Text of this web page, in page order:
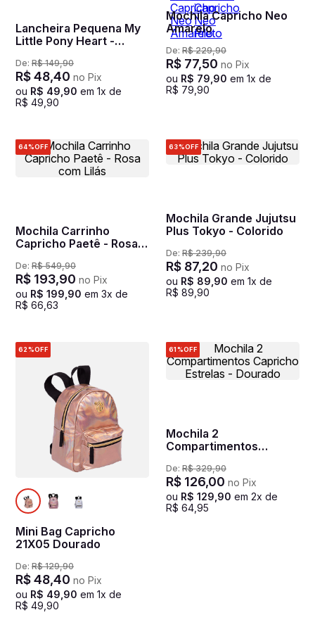
Lancheira Pequena My
Little Pony Heart -
De: R$ 149,90
R$48,40 no Pix
ou R$ 49 90 em 1x de
R$ 49 90
Mochila Capricho Neo
Amarelo
De: R$ 229,90
R$ 77,50 no Pix
ou R$ 79 90 em 1x de
R$ 79 90
64%OFF
Mochila Carrinho
Capricho Paetê - Rosa
De: R$ 549,90
R$ 193,90 no Pix
ou R$ 199 90 em 3x de
R$ 66 63
63%OFF
Mochila Grande Jujutsu
Plus Tokyo - Colorido
De: R$ 239,90
R$ 87,20 no Pix
ou R$ 89 90 em 1x de
R$ 89 90
62%OFF
Mini Bag Capricho
21X05 Dourado
De: R$ 129,90
R$48,40 no Pix
ou R$ 49 90 em 1x de
R$ 49 90
61%OFF
Mochila 2
Compartimentos
Dourado
De: R$ 329,90
R$ 126,00 no Pix
ou R$ 129 90 em 2x de
R$ 64 95